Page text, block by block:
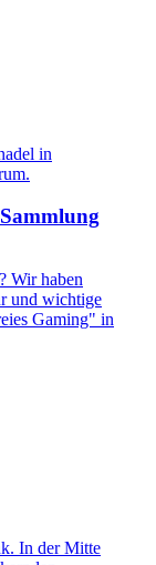
Wir haben
und wichtige
Gaming" in